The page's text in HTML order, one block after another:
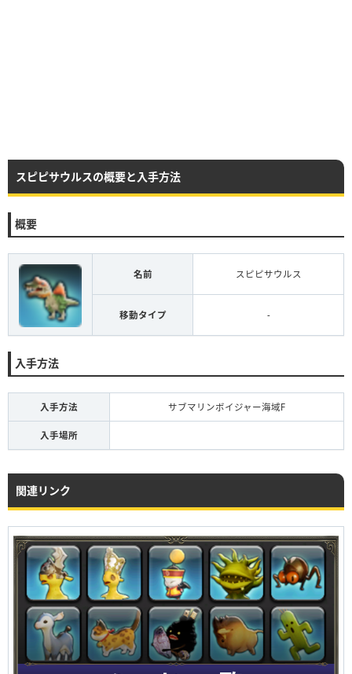
スピピサウルスの概要と入手方法
概要
名前 スピピサウルス
移動タイプ -
入手方法
入手方法 サブマリンボイジャー海域F
入手場所
関連リンク